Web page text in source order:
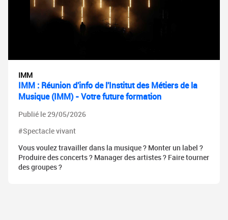
IMM
IMM : Réunion d'info de l'Institut des Métiers de la
Musique (IMM) - Votre future formation
Publié le 29/05/2026
#Spectacle vivant
Vous voulez travailler dans la musique ? Monter un label ?
Produire des concerts ? Manager des artistes ? Faire tourner
des groupes ?